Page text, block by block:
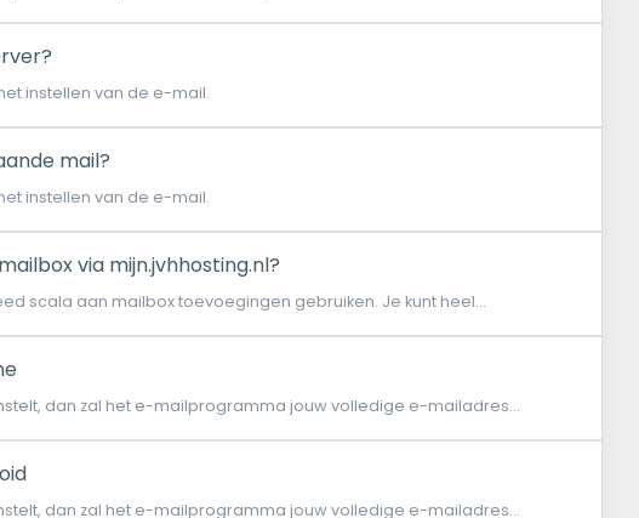
instellen van de e-mail.
mail?
instellen van de e-mail.
via mijn.jvhhosting.nl?
scala aan mailbox toevoegingen gebruiken. Je kunt heel...
dan zal het e-mailprogramma jouw volledige e-mailadres...
dan zal het e-mailprogramma jouw volledige e-mailadres...